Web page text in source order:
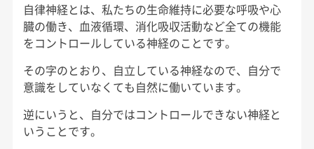
自律神経とは、私たちの生命維持に必要な呼吸や心
臓の働き、血液循環、消化吸収活動など全ての機能
をコントロールしている神経のことです。
その字のとおり、自立している神経なので、自分で
意識をしていなくても自然に働いています。
逆にいうと、自分ではコントロールできない神経と
いうことです。